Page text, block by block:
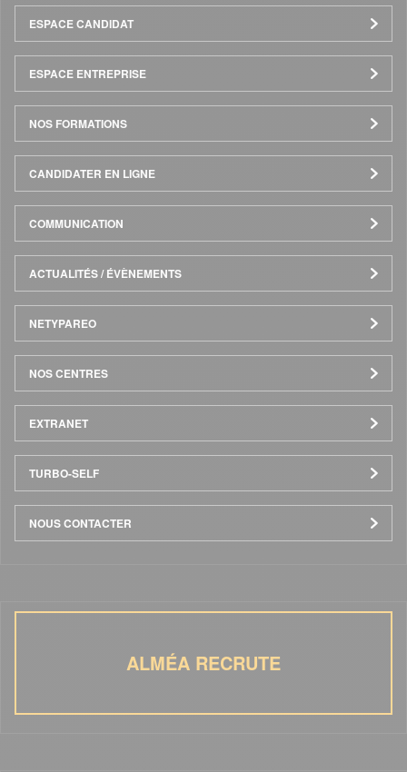
Menu
Pied
de
page
ESPACE CANDIDAT
ESPACE ENTREPRISE
NOS FORMATIONS
CANDIDATER EN LIGNE
COMMUNICATION
ACTUALITÉS / ÉVÈNEMENTS
NETYPAREO
NOS CENTRES
EXTRANET
TURBO-SELF
NOUS CONTACTER
ALMÉA RECRUTE